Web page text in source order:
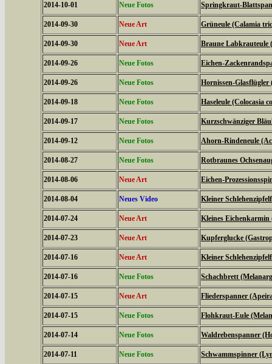
2014-10-01 Neue Fotos Springkraut-
2014-09-30 Neue Art Grüneule (Calamia
2014-09-30 Neue Art Braune Labkrauteule
2014-09-26 Neue Fotos Eichen-
2014-09-26 Neue Fotos Hornissen-Glasflügler
2014-09-18 Neue Fotos Haseleule (Colocasia
2014-09-17 Neue Fotos Kurzschwänziger
2014-09-12 Neue Fotos Ahorn-Rindeneule
2014-08-27 Neue Fotos Rotbraunes
2014-08-06 Neue Art Eichen-
2014-08-04 Neues Video Kleiner
2014-07-24 Neue Art Kleines Eichenkarmin
2014-07-23 Neue Art Kupferglucke
2014-07-16 Neue Art Kleiner
2014-07-16 Neue Fotos Schachbrett
2014-07-15 Neue Art Fliederspanner
2014-07-15 Neue Fotos Flohkraut-Eule
2014-07-14 Neue Fotos Waldrebenspanner
2014-07-11 Neue Fotos Schwammspinner